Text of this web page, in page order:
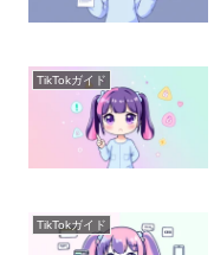
TikTokガイド
TikTokガイド